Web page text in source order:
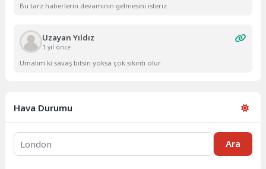
Bu tarz haberlerin devamının gelmesini isteriz
Uzayan Yıldız
1 yıl önce
Umalım ki savaş bitsin yoksa çok sıkıntı olur
Hava Durumu
Ara